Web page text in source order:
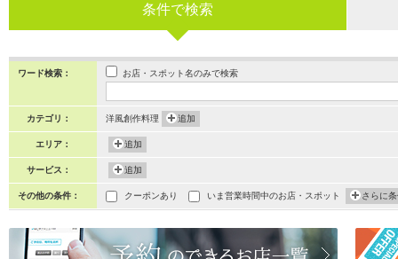
条件で検索
ワード検索： お店・スポット名のみで検索
カテゴリ： 洋風創作料理 追加
エリア： 追加
サービス： 追加
その他の条件： クーポンあり いま営業時間中のお店・スポット さらに